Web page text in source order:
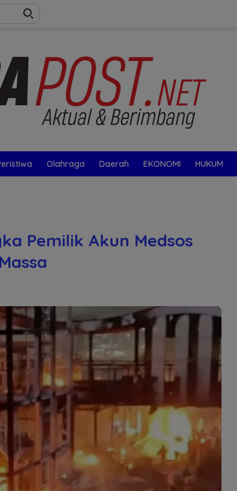
Olahraga Daerah EKONOMI HUKUM
Pemilik Akun Medsos